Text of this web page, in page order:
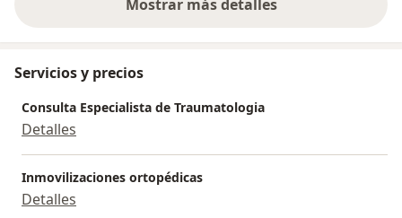
Mostrar más detalles
sobre la experiencia
Servicios y precios
Consulta Especialista de Traumatologia
Detalles
Inmovilizaciones ortopédicas
Detalles